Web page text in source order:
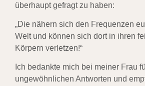
überhaupt gefragt zu haben:
„Die nähern sich den Frequenzen
Welt und können sich dort in ihren
Körpern verletzen!“
Ich bedankte mich bei meiner Frau
ungewöhnlichen Antworten und